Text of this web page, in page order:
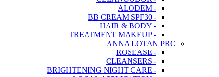
- ALODEM
- BB CREAM SPF30
- HAIR & BODY
- TREATMENT MAKEUP
ANNA LOTAN PRO
- ROSEASE
- CLEANSERS
- BRIGHTENING NIGHT CARE